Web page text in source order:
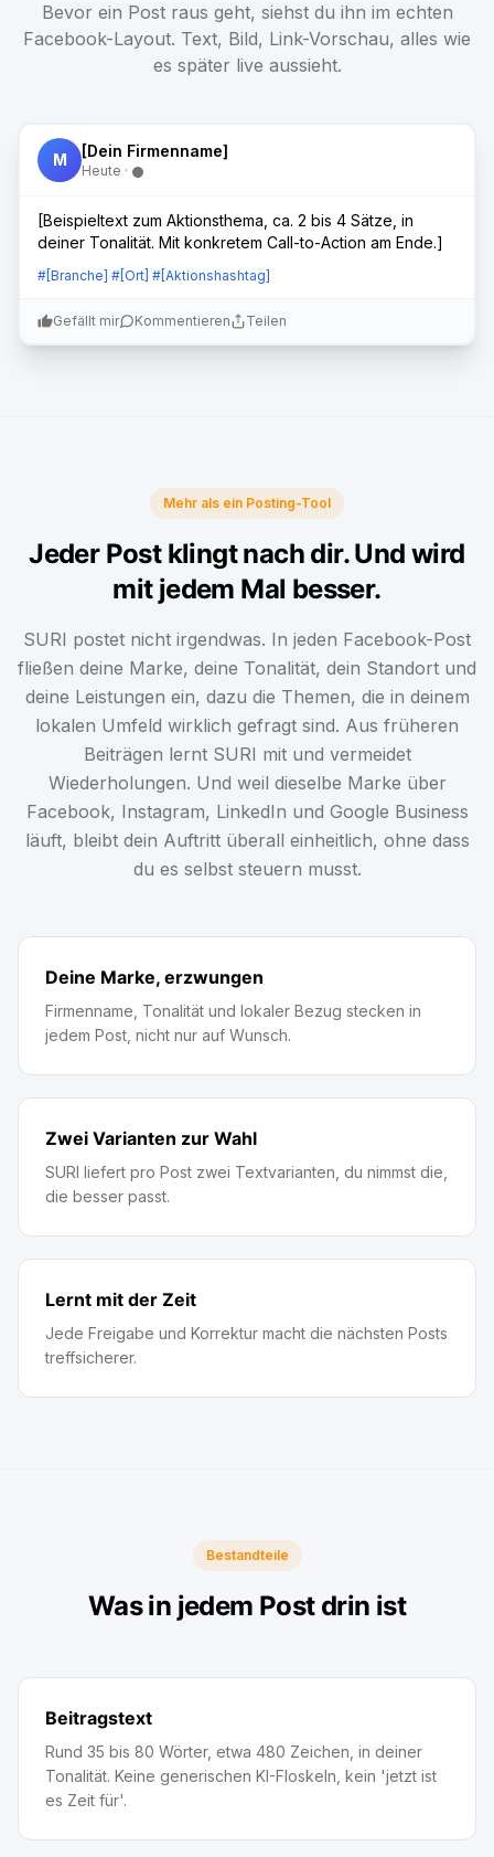
Bevor ein Post raus geht, siehst du ihn im echten
Facebook-Layout. Text, Bild, Link-Vorschau, alles wie
es später live aussieht.
M [Dein Firmenname]
Heute ·
[Beispieltext zum Aktionsthema, ca. 2 bis 4 Sätze, in
deiner Tonalität. Mit konkretem Call-to-Action am Ende.]
#[Branche] #[Ort] #[Aktionshashtag]
Gefällt mir Kommentieren Teilen
Mehr als ein Posting-Tool
Jeder Post klingt nach dir. Und wird
mit jedem Mal besser.
SURI postet nicht irgendwas. In jeden Facebook-Post
fließen deine Marke, deine Tonalität, dein Standort und
deine Leistungen ein, dazu die Themen, die in deinem
lokalen Umfeld wirklich gefragt sind. Aus früheren
Beiträgen lernt SURI mit und vermeidet
Wiederholungen. Und weil dieselbe Marke über
Facebook, Instagram, LinkedIn und Google Business
läuft, bleibt dein Auftritt überall einheitlich, ohne dass
du es selbst steuern musst.
Deine Marke, erzwungen
Firmenname, Tonalität und lokaler Bezug stecken in
jedem Post, nicht nur auf Wunsch.
Zwei Varianten zur Wahl
SURI liefert pro Post zwei Textvarianten, du nimmst die,
die besser passt.
Lernt mit der Zeit
Jede Freigabe und Korrektur macht die nächsten Posts
treffsicherer.
Bestandteile
Was in jedem Post drin ist
Beitragstext
Rund 35 bis 80 Wörter, etwa 480 Zeichen, in deiner
Tonalität. Keine generischen KI-Floskeln, kein 'jetzt ist
es Zeit für'.